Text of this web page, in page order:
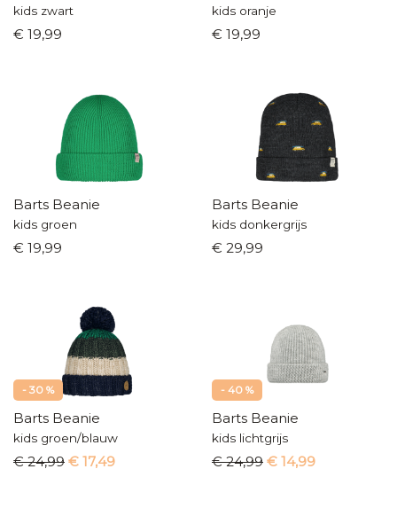
kids zwart
€ 19,99
kids oranje
€ 19,99
Barts Beanie
kids groen
€ 19,99
Barts Beanie
kids donkergrijs
€ 29,99
- 30 %
Barts Beanie
kids groen/blauw
€ 24,99 € 17,49
- 40 %
Barts Beanie
kids lichtgrijs
€ 24,99 € 14,99